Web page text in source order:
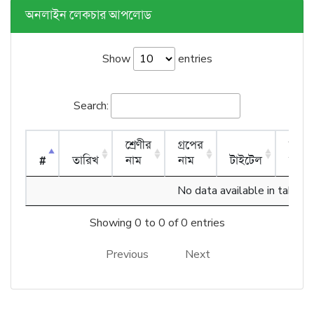
অনলাইন লেকচার আপলোড
Show entries
Search:
# তারিখ
শ্রেণীর
নাম
গ্রপের
নাম
টাইটেল
No data available in table
Showing 0 to 0 of 0 entries
Previous Next